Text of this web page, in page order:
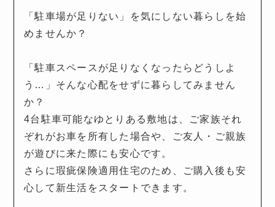
「駐車場が足りない」を気にしない暮らしを始
めませんか？
「駐車スペースが足りなくなったらどうしよ
う…」そんな心配をせずに暮らしてみません
か？
4台駐車可能なゆとりある敷地は、ご家族それ
ぞれがお車を所有した場合や、ご友人・ご親族
が遊びに来た際にも安心です。
さらに瑕疵保険適用住宅のため、ご購入後も安
心して新生活をスタートできます。